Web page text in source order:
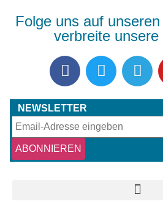
Folge uns auf
verbreite unsere
NEWSLETTER